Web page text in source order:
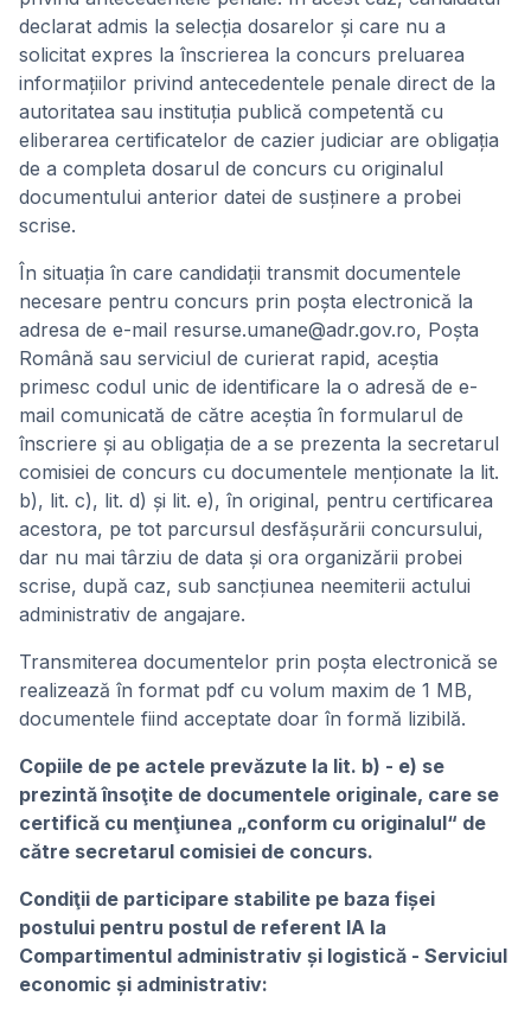
declarat admis la selecția dosarelor și care nu a
solicitat expres la înscrierea la concurs preluarea
informațiilor privind antecedentele penale direct de la
autoritatea sau instituția publică competentă cu
eliberarea certificatelor de cazier judiciar are obligația
de a completa dosarul de concurs cu originalul
documentului anterior datei de susținere a probei
scrise.
În situația în care candidații transmit documentele
necesare pentru concurs prin poșta electronică la
adresa de e-mail resurse.umane@adr.gov.ro, Poșta
Română sau serviciul de curierat rapid, aceștia
primesc codul unic de identificare la o adresă de e-
mail comunicată de către aceștia în formularul de
înscriere și au obligația de a se prezenta la secretarul
comisiei de concurs cu documentele menționate la lit.
b), lit. c), lit. d) și lit. e), în original, pentru certificarea
acestora, pe tot parcursul desfășurării concursului,
dar nu mai târziu de data și ora organizării probei
scrise, după caz, sub sancțiunea neemiterii actului
administrativ de angajare.
Transmiterea documentelor prin poșta electronică se
realizează în format pdf cu volum maxim de 1 MB,
documentele fiind acceptate doar în formă lizibilă.
Copiile de pe actele prevăzute la lit. b) - e) se
prezintă însoţite de documentele originale, care se
certifică cu menţiunea „conform cu originalul“ de
către secretarul comisiei de concurs.
Condiţii de participare stabilite pe baza fișei
postului pentru postul de referent IA la
Compartimentul administrativ și logistică - Serviciul
economic și administrativ: